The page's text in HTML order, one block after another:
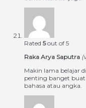
Rated 5out of 5
Raka Arya Saputra
Makin lama belajar
penting banget buat
bahasa atau angka.